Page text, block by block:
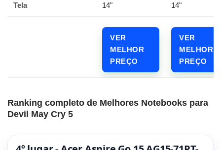
Tela 14" 14"
VER
MELHOR
PREÇO
VER
MELHOR
PREÇO
Ranking completo de Melhores Notebooks para
Devil May Cry 5